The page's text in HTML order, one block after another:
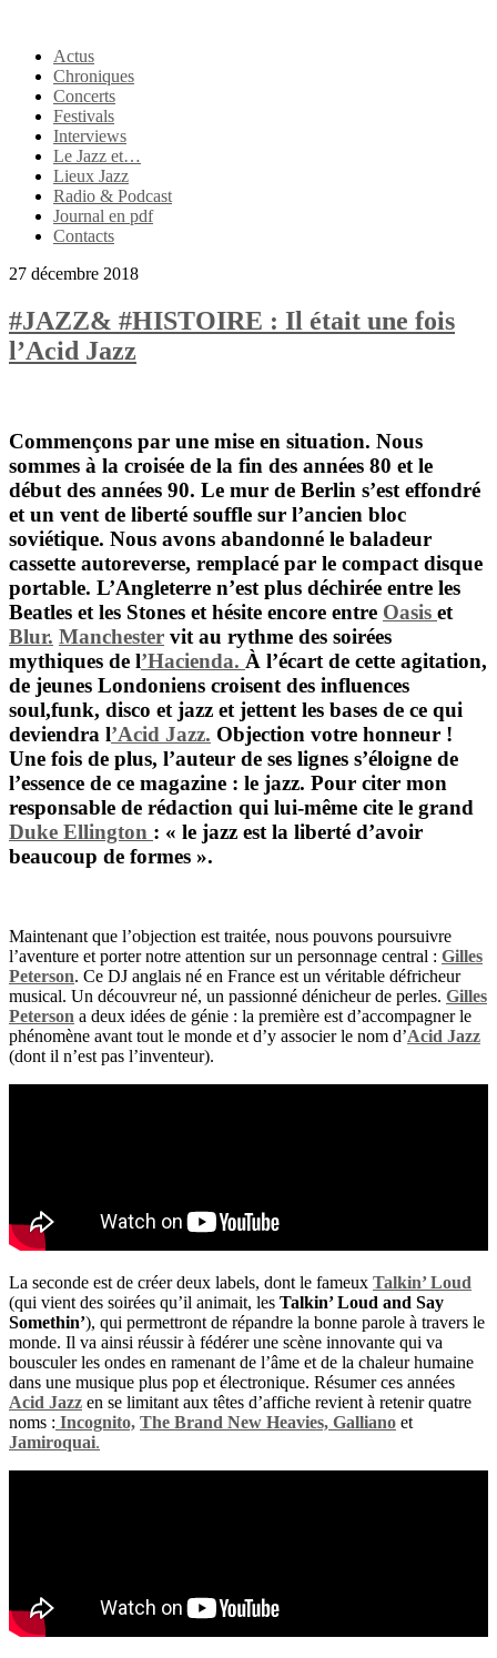
Actus
Chroniques
Concerts
Festivals
Interviews
Le Jazz et…
Lieux Jazz
Radio & Podcast
Journal en pdf
Contacts
27 décembre 2018
#JAZZ& #HISTOIRE : Il était une fois
l’Acid Jazz
Commençons par une mise en situation. Nous
sommes à la croisée de la fin des années 80 et le
début des années 90. Le mur de Berlin s’est effondré
et un vent de liberté souffle sur l’ancien bloc
soviétique. Nous avons abandonné le baladeur
cassette autoreverse, remplacé par le compact disque
portable. L’Angleterre n’est plus déchirée entre les
Beatles et les Stones et hésite encore entre Oasis et
Blur. Manchester vit au rythme des soirées
mythiques de l’Hacienda. À l’écart de cette agitation,
de jeunes Londoniens croisent des influences
soul,funk, disco et jazz et jettent les bases de ce qui
deviendra l’Acid Jazz. Objection votre honneur !
Une fois de plus, l’auteur de ses lignes s’éloigne de
l’essence de ce magazine : le jazz. Pour citer mon
responsable de rédaction qui lui-même cite le grand
Duke Ellington : « le jazz est la liberté d’avoir
beaucoup de formes ».
Maintenant que l’objection est traitée, nous pouvons poursuivre
l’aventure et porter notre attention sur un personnage central : Gilles
Peterson. Ce DJ anglais né en France est un véritable défricheur
musical. Un découvreur né, un passionné dénicheur de perles. Gilles
Peterson a deux idées de génie : la première est d’accompagner le
phénomène avant tout le monde et d’y associer le nom d’Acid Jazz
(dont il n’est pas l’inventeur).
La seconde est de créer deux labels, dont le fameux Talkin’ Loud
(qui vient des soirées qu’il animait, les Talkin’ Loud and Say
Somethin’), qui permettront de répandre la bonne parole à travers le
monde. Il va ainsi réussir à fédérer une scène innovante qui va
bousculer les ondes en ramenant de l’âme et de la chaleur humaine
dans une musique plus pop et électronique. Résumer ces années
Acid Jazz en se limitant aux têtes d’affiche revient à retenir quatre
noms : Incognito, The Brand New Heavies, Galliano et
Jamiroquai.